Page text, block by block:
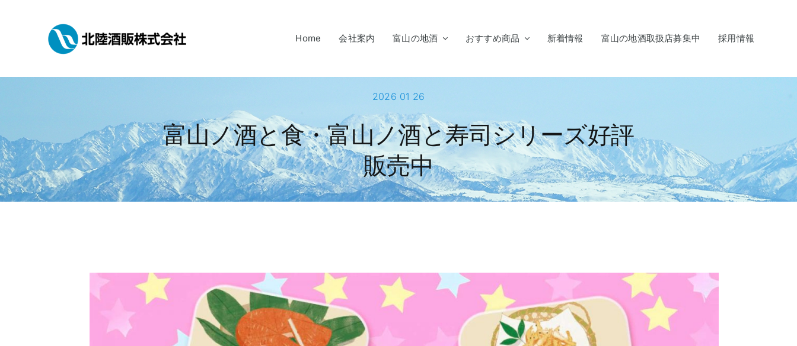
Home 会社案内 富山の地酒 おすすめ商品 新着情報 富山の地酒取扱店募集中 採用情報
2026 01 26
富山ノ酒と食・富山ノ酒と寿司シリーズ好評
販売中